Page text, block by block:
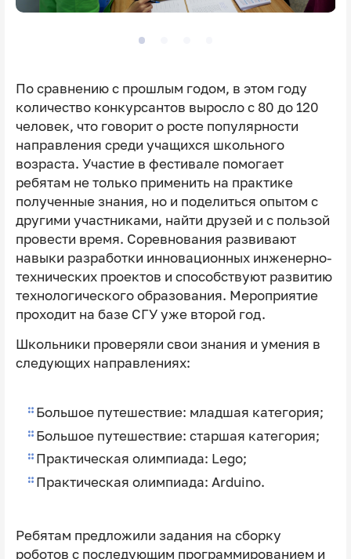
По сравнению с прошлым годом, в этом году
количество конкурсантов выросло с 80 до 120
человек, что говорит о росте популярности
направления среди учащихся школьного
возраста. Участие в фестивале помогает
ребятам не только применить на практике
полученные знания, но и поделиться опытом с
другими участниками, найти друзей и с пользой
провести время. Соревнования развивают
навыки разработки инновационных инженерно-
технических проектов и способствуют развитию
технологического образования. Мероприятие
проходит на базе СГУ уже второй год.
Школьники проверяли свои знания и умения в
следующих направлениях:
Большое путешествие: младшая категория;
Большое путешествие: старшая категория;
Практическая олимпиада: Lego;
Практическая олимпиада: Arduino.
Ребятам предложили задания на сборку
роботов с последующим программированием и